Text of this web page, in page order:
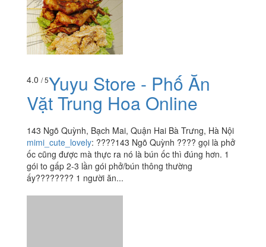
4.0 / 5Yuyu Store - Phố Ăn
Vặt Trung Hoa Online
143 Ngõ Quỳnh, Bạch Mai, Quận Hai Bà Trưng, Hà Nội
mimi_cute_lovely: ????143 Ngõ Quỳnh ???? gọi là phở
ốc cũng được mà thực ra nó là bún ốc thì đúng hơn. 1
gói to gấp 2-3 lần gói phở/bún thông thường
ấy???????? 1 người ăn...